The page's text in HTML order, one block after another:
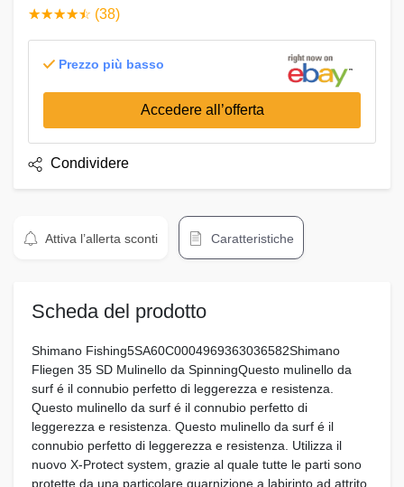
☆☆☆☆☆
★★★★★ (38)
Prezzo più basso
Accedere all’offerta
Condividere
Attiva l’allerta sconti Caratteristiche
Scheda del prodotto
Shimano Fishing5SA60C0004969363036582Shimano
Fliegen 35 SD Mulinello da SpinningQuesto mulinello da
surf é il connubio perfetto di leggerezza e resistenza.
Questo mulinello da surf é il connubio perfetto di
leggerezza e resistenza. Questo mulinello da surf é il
connubio perfetto di leggerezza e resistenza. Utilizza il
nuovo X-Protect system, grazie al quale tutte le parti sono
protette da una particolare guarnizione a labirinto ad attrito